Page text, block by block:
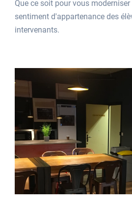
Que ce soit pour vous
sentiment d'appartenance des
intervenants.